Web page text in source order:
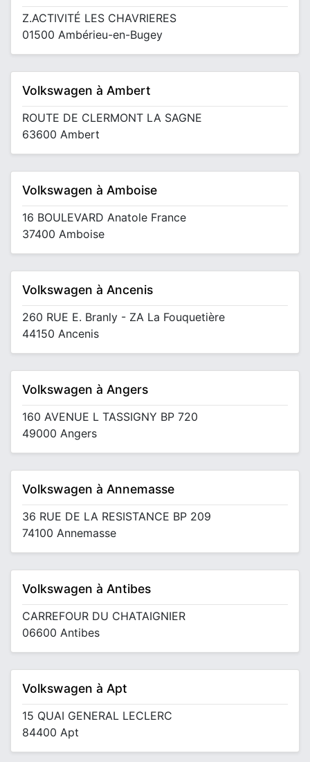
Z.ACTIVITÉ LES CHAVRIERES
01500 Ambérieu-en-Bugey
Volkswagen à Ambert
ROUTE DE CLERMONT LA SAGNE
63600 Ambert
Volkswagen à Amboise
16 BOULEVARD Anatole France
37400 Amboise
Volkswagen à Ancenis
260 RUE E. Branly - ZA La Fouquetière
44150 Ancenis
Volkswagen à Angers
160 AVENUE L TASSIGNY BP 720
49000 Angers
Volkswagen à Annemasse
36 RUE DE LA RESISTANCE BP 209
74100 Annemasse
Volkswagen à Antibes
CARREFOUR DU CHATAIGNIER
06600 Antibes
Volkswagen à Apt
15 QUAI GENERAL LECLERC
84400 Apt